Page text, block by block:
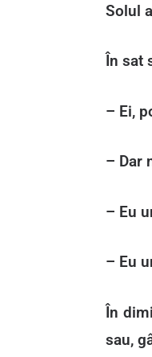
Solul
În sat
– Ei,
– Dar
– Eu
– Eu
În
sau,